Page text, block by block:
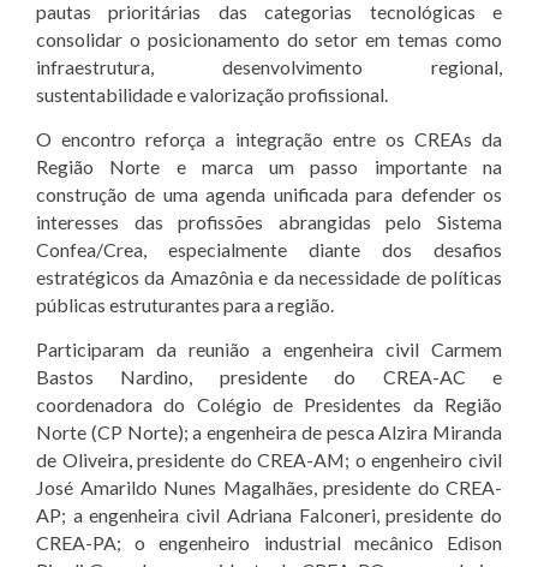
pautas prioritárias das categorias tecnológicas e
consolidar o posicionamento do setor em temas como
infraestrutura, desenvolvimento regional,
sustentabilidade e valorização profissional.
O encontro reforça a integração entre os CREAs da
Região Norte e marca um passo importante na
construção de uma agenda unificada para defender os
interesses das profissões abrangidas pelo Sistema
Confea/Crea, especialmente diante dos desafios
estratégicos da Amazônia e da necessidade de políticas
públicas estruturantes para a região.
Participaram da reunião a engenheira civil Carmem
Bastos Nardino, presidente do CREA-AC e
coordenadora do Colégio de Presidentes da Região
Norte (CP Norte); a engenheira de pesca Alzira Miranda
de Oliveira, presidente do CREA-AM; o engenheiro civil
José Amarildo Nunes Magalhães, presidente do CREA-
AP; a engenheira civil Adriana Falconeri, presidente do
CREA-PA; o engenheiro industrial mecânico Edison